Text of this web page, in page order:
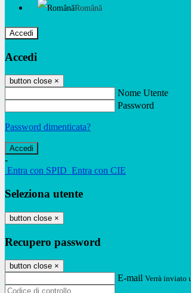
Română
Accedi
Accedi
button close ×
Nome Utente
Password
Password dimenticata?
-
Entra con SPID Entra con CIE
Seleziona utente
button close ×
Recupero password
button close ×
E-mail Verrà inviato